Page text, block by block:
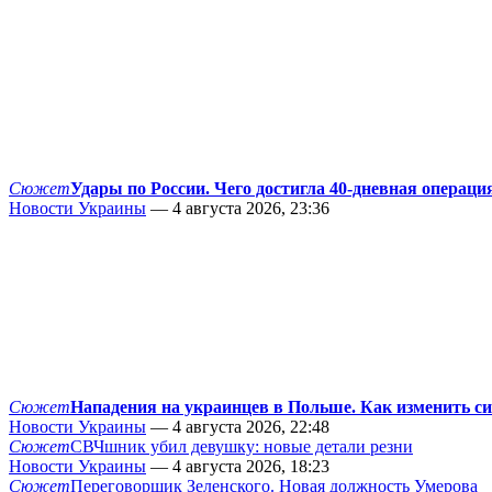
СюжетУдары по России. Чего достигла 40-дневная
Новости Украины — 4 августа 2026, 23:36
СюжетНападения на украинцев в Польше. Как изменить
Новости Украины — 4 августа 2026, 22:48
СюжетСВЧшник убил девушку: новые детали резни
Новости Украины — 4 августа 2026, 18:23
СюжетПереговорщик Зеленского. Новая должность Умерова